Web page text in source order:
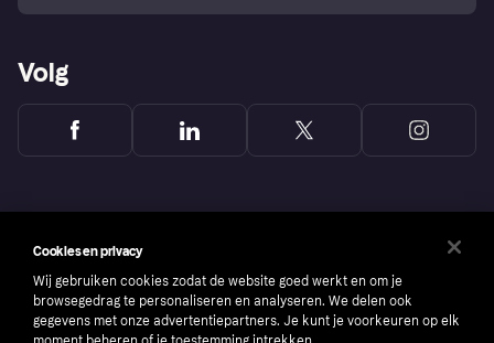
Volg
Cookies en privacy
Wij gebruiken cookies zodat de website goed werkt en om je
browsegedrag te personaliseren en analyseren. We delen ook
gegevens met onze advertentiepartners. Je kunt je voorkeuren op elk